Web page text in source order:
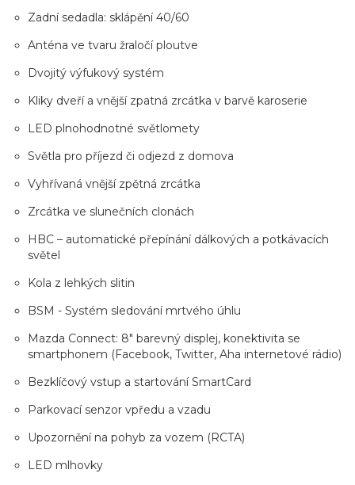
Zadní sedadla: sklápění 40/60
Anténa ve tvaru žraločí ploutve
Dvojitý výfukový systém
Kliky dveří a vnější zpatná zrcátka v barvě karoserie
LED plnohodnotné světlomety
Světla pro příjezd či odjezd z domova
Vyhřívaná vnější zpětná zrcátka
Zrcátka ve slunečních clonách
HBC – automatické přepínání dálkových a potkávacích
světel
Kola z lehkých slitin
BSM - Systém sledování mrtvého úhlu
Mazda Connect: 8" barevný displej, konektivita se
smartphonem (Facebook, Twitter, Aha internetové rádio)
Bezklíčový vstup a startování SmartCard
Parkovací senzor vpředu a vzadu
Upozornění na pohyb za vozem (RCTA)
LED mlhovky